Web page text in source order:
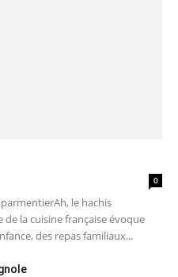
0
le hachis
la cuisine française évoque
des repas familiaux...